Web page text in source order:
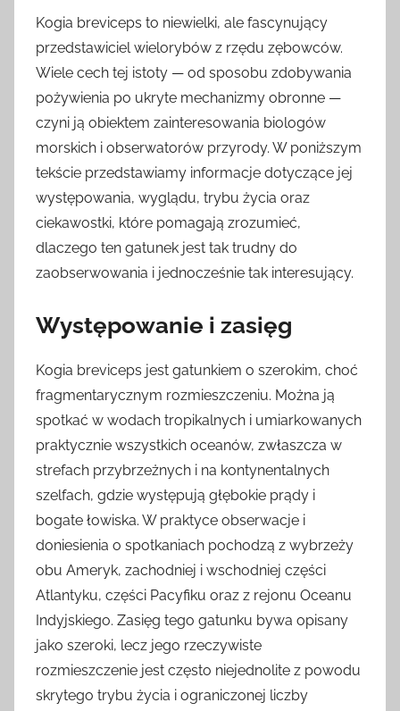
z
e
z
Kogia breviceps to niewielki, ale fascynujący
przedstawiciel wielorybów z rzędu zębowców.
Wiele cech tej istoty — od sposobu zdobywania
pożywienia po ukryte mechanizmy obronne —
czyni ją obiektem zainteresowania biologów
morskich i obserwatorów przyrody. W poniższym
tekście przedstawiamy informacje dotyczące jej
występowania, wyglądu, trybu życia oraz
ciekawostki, które pomagają zrozumieć,
dlaczego ten gatunek jest tak trudny do
zaobserwowania i jednocześnie tak interesujący.
Występowanie i zasięg
Kogia breviceps jest gatunkiem o szerokim, choć
fragmentarycznym rozmieszczeniu. Można ją
spotkać w wodach tropikalnych i umiarkowanych
praktycznie wszystkich oceanów, zwłaszcza w
strefach przybrzeżnych i na kontynentalnych
szelfach, gdzie występują głębokie prądy i
bogate łowiska. W praktyce obserwacje i
doniesienia o spotkaniach pochodzą z wybrzeży
obu Ameryk, zachodniej i wschodniej części
Atlantyku, części Pacyfiku oraz z rejonu Oceanu
Indyjskiego. Zasięg tego gatunku bywa opisany
jako szeroki, lecz jego rzeczywiste
rozmieszczenie jest często niejednolite z powodu
skrytego trybu życia i ograniczonej liczby